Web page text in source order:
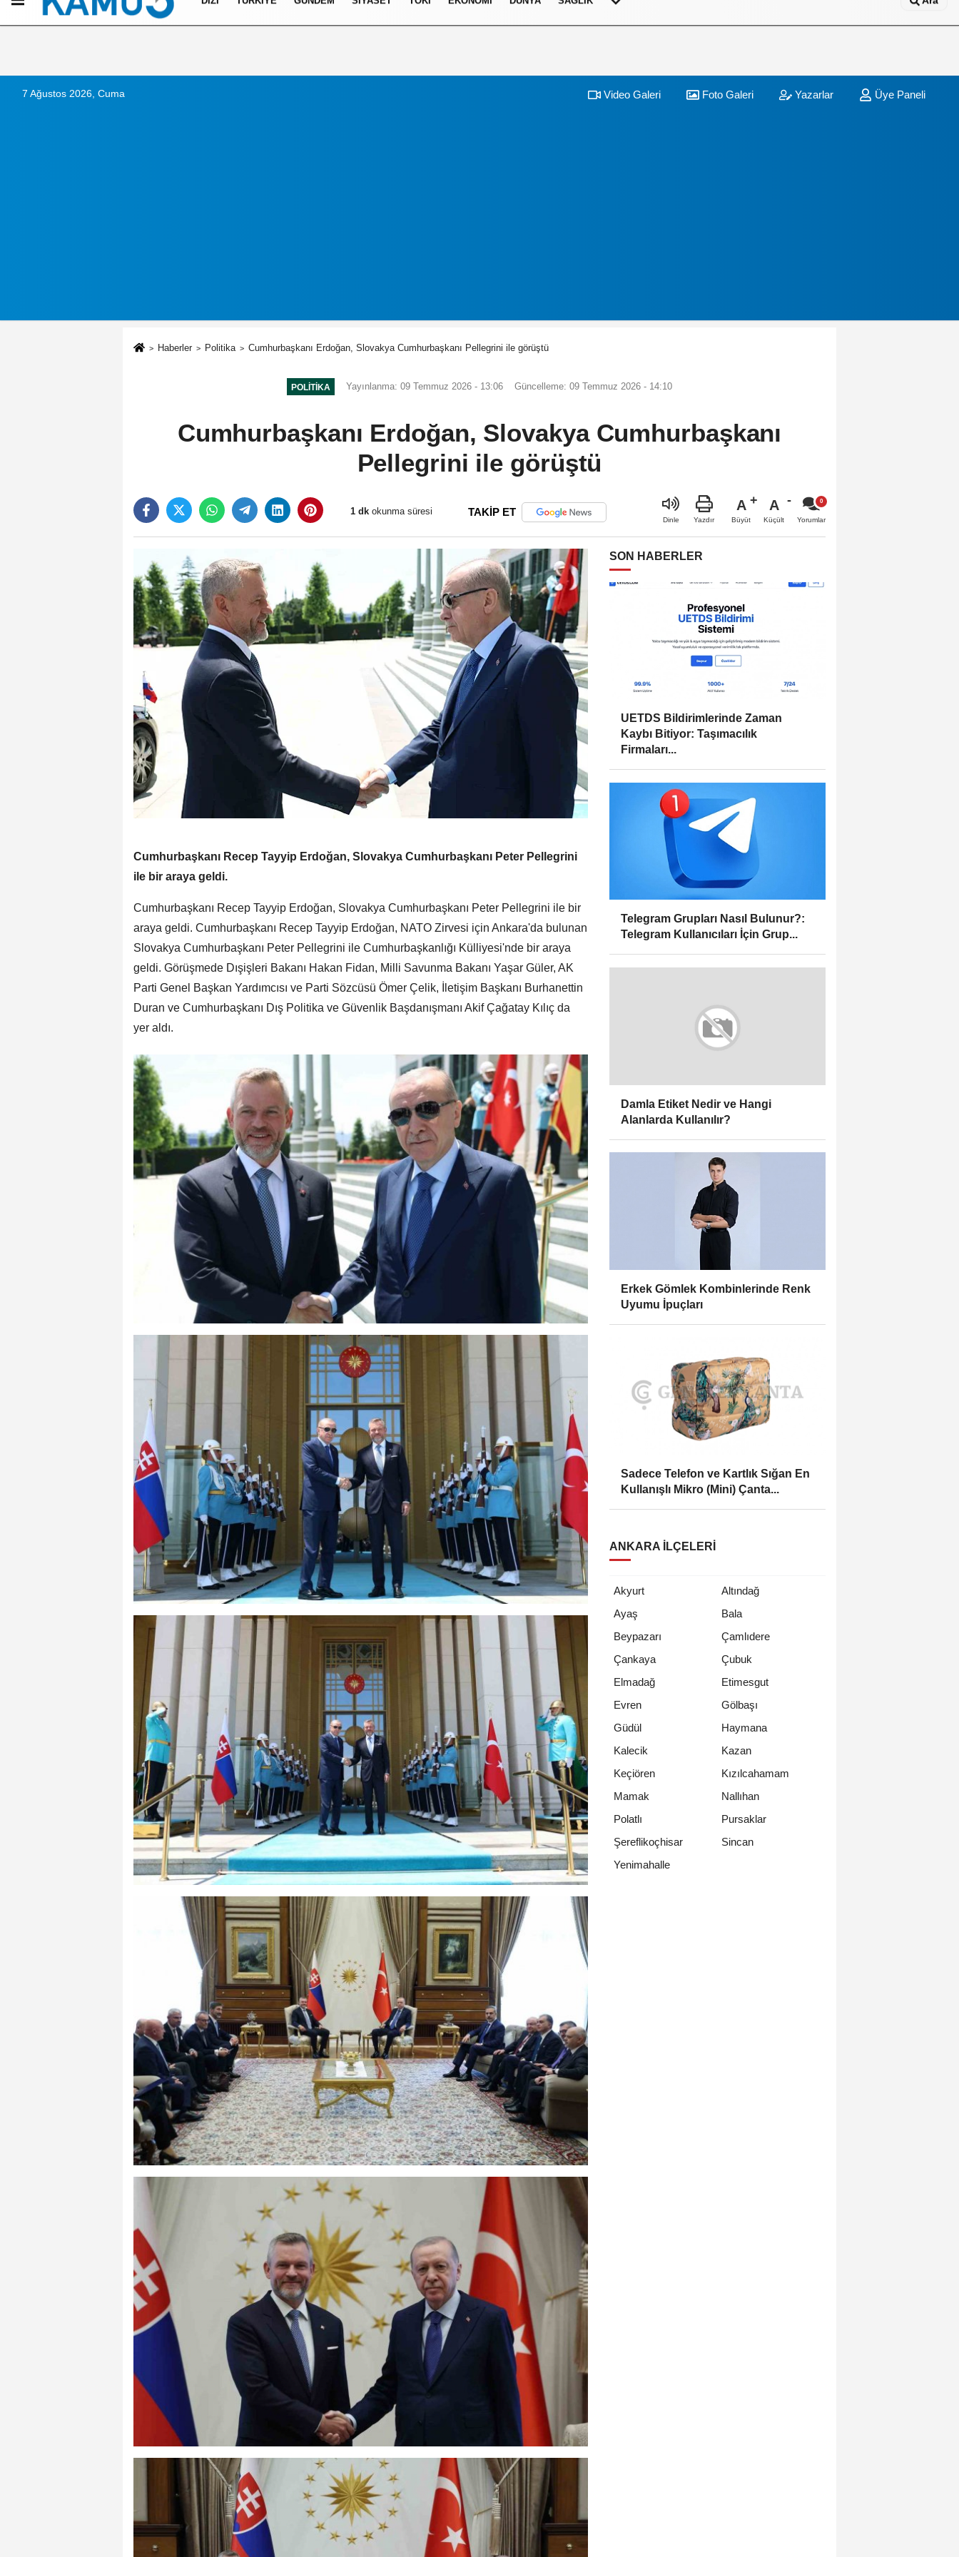
İletişim Çerez Politikası
7 Ağustos 2026, Cuma Video Galeri Foto Galeri Yazarlar Üye Paneli
Haberler Politika Cumhurbaşkanı Erdoğan, Slovakya Cumhurbaşkanı Pellegrini ile görüştü
POLITIKA Yayınlanma: 09 Temmuz 2026 - 13:06 Güncelleme: 09 Temmuz 2026 - 14:10
Cumhurbaşkanı Erdoğan, Slovakya Cumhurbaşkanı
Pellegrini ile görüştü
1 dk okunma süresi TAKİP ET
Dinle Yazdır
A
Büyüt
A
Küçült Yorumlar
Cumhurbaşkanı Recep Tayyip Erdoğan, Slovakya Cumhurbaşkanı Peter Pellegrini
ile bir araya geldi.
Cumhurbaşkanı Recep Tayyip Erdoğan, Slovakya Cumhurbaşkanı Peter Pellegrini ile bir
araya geldi. Cumhurbaşkanı Recep Tayyip Erdoğan, NATO Zirvesi için Ankara'da bulunan
Slovakya Cumhurbaşkanı Peter Pellegrini ile Cumhurbaşkanlığı Külliyesi'nde bir araya
geldi. Görüşmede Dışişleri Bakanı Hakan Fidan, Milli Savunma Bakanı Yaşar Güler, AK
Parti Genel Başkan Yardımcısı ve Parti Sözcüsü Ömer Çelik, İletişim Başkanı Burhanettin
Duran ve Cumhurbaşkanı Dış Politika ve Güvenlik Başdanışmanı Akif Çağatay Kılıç da
yer aldı.
SON HABERLER
UETDS Bildirimlerinde Zaman
Kaybı Bitiyor: Taşımacılık
Firmaları...
Telegram Grupları Nasıl Bulunur?:
Telegram Kullanıcıları İçin Grup...
Damla Etiket Nedir ve Hangi
Alanlarda Kullanılır?
Erkek Gömlek Kombinlerinde Renk
Uyumu İpuçları
Sadece Telefon ve Kartlık Sığan En
Kullanışlı Mikro (Mini) Çanta...
ANKARA İLÇELERI
Akyurt
Altındağ
Ayaş
Bala
Beypazarı
Çamlıdere
Çankaya
Çubuk
Elmadağ
Etimesgut
Evren
Gölbaşı
Güdül
Haymana
Kalecik
Kazan
Keçiören
Kızılcahamam
Mamak
Nallıhan
Polatlı
Pursaklar
Şereflikoçhisar
Sincan
Yenimahalle